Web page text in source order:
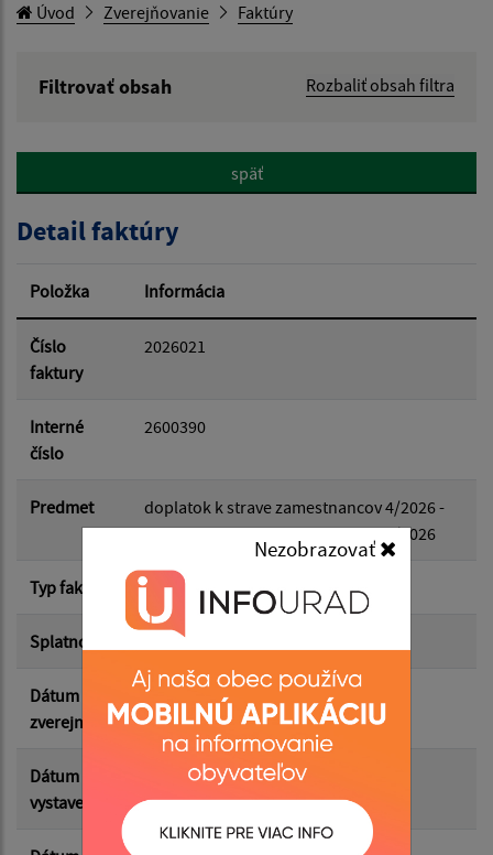
Nezobrazovať
Úvod Zverejňovanie Faktúry
Filtrovať obsah
Rozbaliť obsah filtra
Hľadať v:
Dátum od:
Dátum do:
Suma od:
Suma do:
Filtrovať Reset
späť
Detail faktúry
Položka Informácia
Číslo
faktury
2026021
Interné
číslo
2600390
Predmet
doplatok k strave zamestnancov 4/2026 -
doplatok k strave zamestnancov 4/2026
Typ faktúry dodávateľská
Splatnosť 14.05.2026
Dátum
zverejnenia
05.05.2026
Dátum
vystavenia
30.04.2026